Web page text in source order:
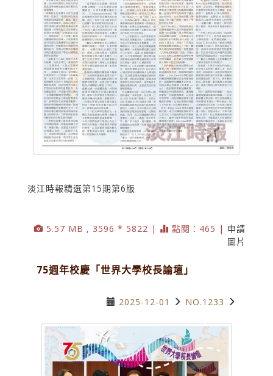
淡江時報精選第15期第6版
5.57 MB , 3596 * 5822 | 點閱：465 | 申請
圖片
75週年校慶「世界大學校長論壇」
2025-12-01 NO.1233